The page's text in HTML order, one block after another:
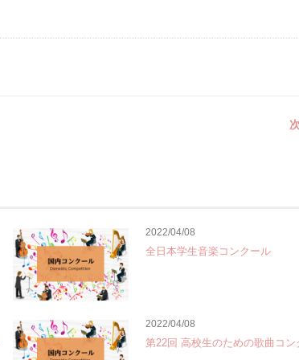
2022/04/08
全日本学生音楽コンクール
2022/04/08
第22回 高校生のための歌曲コン